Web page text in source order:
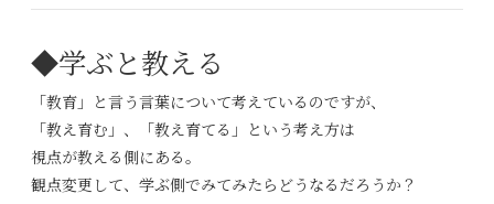
◆学ぶと教える
「教育」と言う言葉について考えているのですが、
「教え育む」、「教え育てる」という考え方は
視点が教える側にある。
観点変更して、学ぶ側でみてみたらどうなるだろうか？